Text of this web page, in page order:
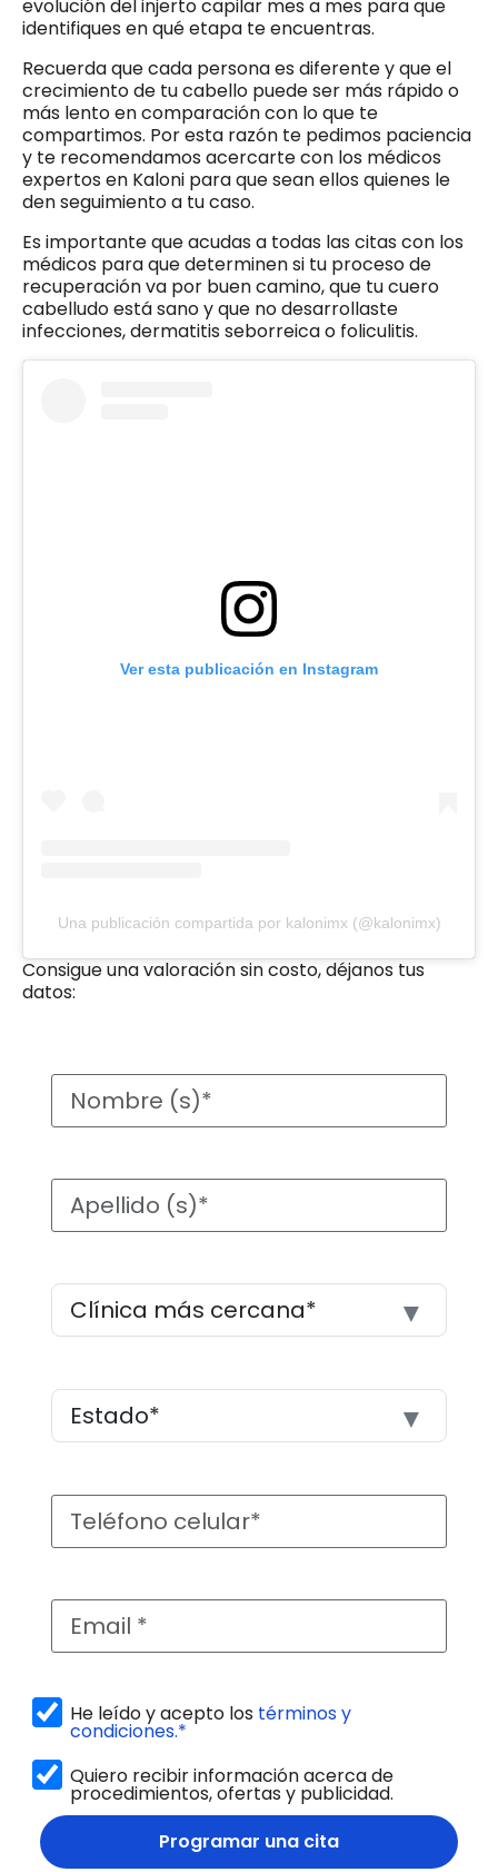
evolución del injerto capilar mes a mes para que
identifiques en qué etapa te encuentras.
Recuerda que cada persona es diferente y que el
crecimiento de tu cabello puede ser más rápido o
más lento en comparación con lo que te
compartimos. Por esta razón te pedimos paciencia
y te recomendamos acercarte con los médicos
expertos en Kaloni para que sean ellos quienes le
den seguimiento a tu caso.
Es importante que acudas a todas las citas con los
médicos para que determinen si tu proceso de
recuperación va por buen camino, que tu cuero
cabelludo está sano y que no desarrollaste
infecciones, dermatitis seborreica o foliculitis.
Ver esta publicación en Instagram
Una publicación compartida por kalonimx (@kalonimx)
Consigue una valoración sin costo, déjanos tus
datos:
He leído y acepto los términos y
condiciones.*
Quiero recibir información acerca de
procedimientos, ofertas y publicidad.
Programar una cita